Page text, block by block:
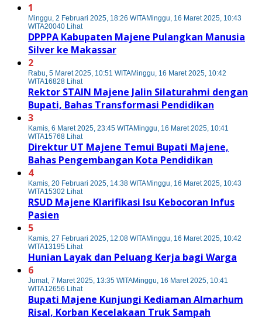
1
Minggu, 2 Februari 2025, 18:26 WITAMinggu, 16 Maret 2025, 10:43
WITA20040 Lihat
DPPPA Kabupaten Majene Pulangkan Manusia
Silver ke Makassar
2
Rabu, 5 Maret 2025, 10:51 WITAMinggu, 16 Maret 2025, 10:42
WITA16828 Lihat
Rektor STAIN Majene Jalin Silaturahmi dengan
Bupati, Bahas Transformasi Pendidikan
3
Kamis, 6 Maret 2025, 23:45 WITAMinggu, 16 Maret 2025, 10:41
WITA15768 Lihat
Direktur UT Majene Temui Bupati Majene,
Bahas Pengembangan Kota Pendidikan
4
Kamis, 20 Februari 2025, 14:38 WITAMinggu, 16 Maret 2025, 10:43
WITA15302 Lihat
RSUD Majene Klarifikasi Isu Kebocoran Infus
Pasien
5
Kamis, 27 Februari 2025, 12:08 WITAMinggu, 16 Maret 2025, 10:42
WITA13195 Lihat
Hunian Layak dan Peluang Kerja bagi Warga
6
Jumat, 7 Maret 2025, 13:35 WITAMinggu, 16 Maret 2025, 10:41
WITA12656 Lihat
Bupati Majene Kunjungi Kediaman Almarhum
Risal, Korban Kecelakaan Truk Sampah